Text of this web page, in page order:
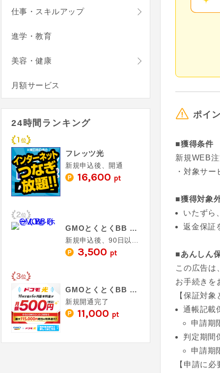
ポイ
■獲得条件
新規WEB
・対象サ
■獲得対象
いたずら
返金保証
■あんしん
この広告は
お手続きを
【保証対
通帳記載
申請期
判定期間
申請期
【申請に
仕事・スキルアップ
進学・教育
美容・健康
月額サービス
24時間ランキング
フレッツ光
新規申込後、開通
16,600 pt
GMOとくとくBB ホームWi-Fi
3,500 pt
GMOとくとくBB ドコモ光
新規開通完了
11,000 pt